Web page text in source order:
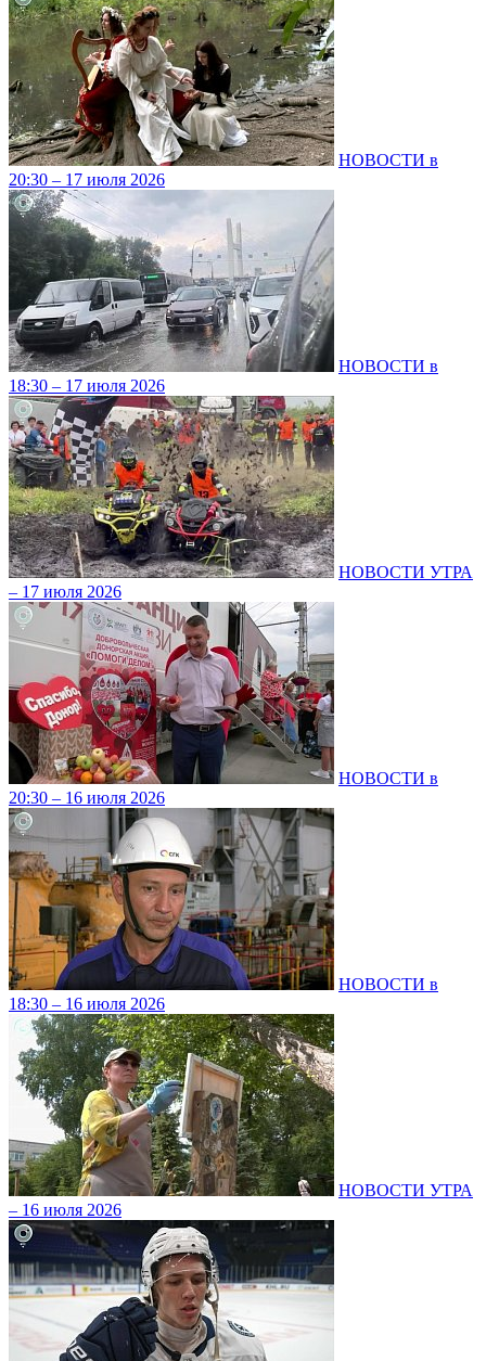
НОВОСТИ в
20:30 – 17 июля 2026
НОВОСТИ в
18:30 – 17 июля 2026
НОВОСТИ УТРА
– 17 июля 2026
НОВОСТИ в
20:30 – 16 июля 2026
НОВОСТИ в
18:30 – 16 июля 2026
НОВОСТИ УТРА
– 16 июля 2026